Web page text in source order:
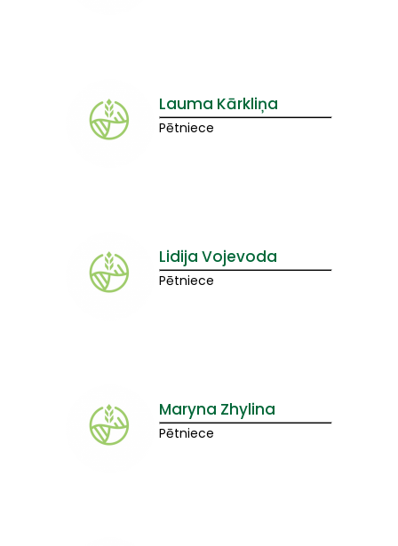
Lauma Kārkliņa
Pētniece
Lidija Vojevoda
Pētniece
Maryna Zhylina
Pētniece